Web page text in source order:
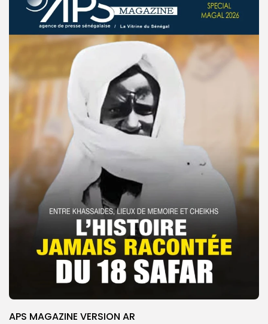
APS MAGAZINE VERSION AR